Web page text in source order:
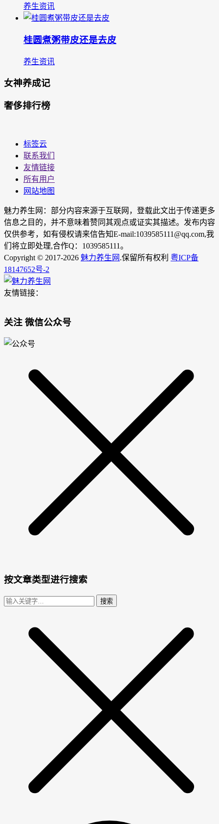
养生资讯
桂圆煮粥带皮还是去皮
养生资讯
女神养成记
奢侈排行榜
标签云
联系我们
友情链接
所有用户
网站地图
魅力养生网：部分内容来源于互联网，登载此文出于传递更多
信息之目的，并不意味着赞同其观点或证实其描述。发布内容
仅供参考，如有侵权请来信告知E-mail:1039585111@qq.com,我
们将立即处理,合作Q：1039585111。
Copyright © 2017-2026 魅力养生网 .保留所有权利 粤ICP备
18147652号-2
友情链接：
关注 微信公众号
按文章类型进行搜索